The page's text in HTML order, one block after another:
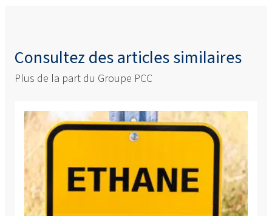
Consultez des articles similaires
Plus de la part du Groupe PCC